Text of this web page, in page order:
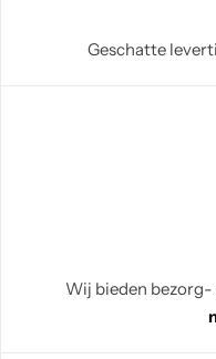
Geschatte
Wij bieden